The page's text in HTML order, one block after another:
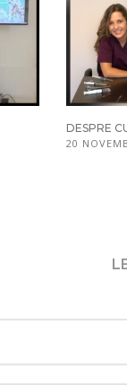
DESPRE
20